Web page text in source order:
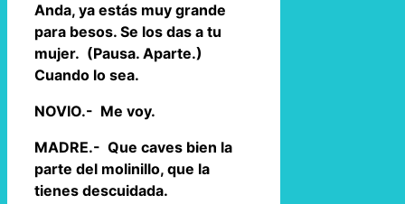
Anda, ya estás muy grande
para besos. Se los das a tu
mujer. (Pausa. Aparte.)
Cuando lo sea.
NOVIO.- Me voy.
MADRE.- Que caves bien la
parte del molinillo, que la
tienes descuidada.